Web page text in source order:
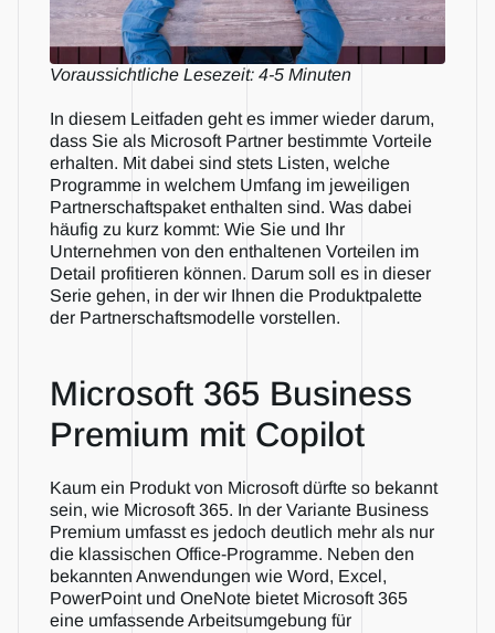
Voraussichtliche Lesezeit: 4-5 Minuten
In diesem Leitfaden geht es immer wieder darum,
dass Sie als Microsoft Partner bestimmte Vorteile
erhalten. Mit dabei sind stets Listen, welche
Programme in welchem Umfang im jeweiligen
Partnerschaftspaket enthalten sind. Was dabei
häufig zu kurz kommt: Wie Sie und Ihr
Unternehmen von den enthaltenen Vorteilen im
Detail profitieren können. Darum soll es in dieser
Serie gehen, in der wir Ihnen die Produktpalette
der Partnerschaftsmodelle vorstellen.
Microsoft 365 Business
Premium mit Copilot
Kaum ein Produkt von Microsoft dürfte so bekannt
sein, wie Microsoft 365. In der Variante Business
Premium umfasst es jedoch deutlich mehr als nur
die klassischen Office-Programme. Neben den
bekannten Anwendungen wie Word, Excel,
PowerPoint und OneNote bietet Microsoft 365
eine umfassende Arbeitsumgebung für